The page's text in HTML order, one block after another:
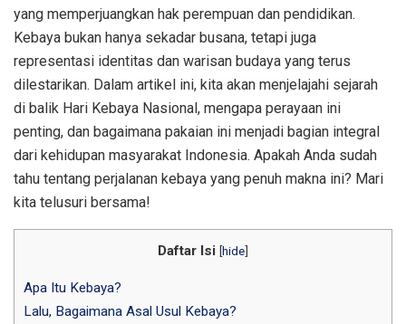
yang memperjuangkan hak perempuan dan pendidikan.
Kebaya bukan hanya sekadar busana, tetapi juga
representasi identitas dan warisan budaya yang terus
dilestarikan. Dalam artikel ini, kita akan menjelajahi sejarah
di balik Hari Kebaya Nasional, mengapa perayaan ini
penting, dan bagaimana pakaian ini menjadi bagian integral
dari kehidupan masyarakat Indonesia. Apakah Anda sudah
tahu tentang perjalanan kebaya yang penuh makna ini? Mari
kita telusuri bersama!
Daftar Isi [hide]
Apa Itu Kebaya?
Lalu, Bagaimana Asal Usul Kebaya?